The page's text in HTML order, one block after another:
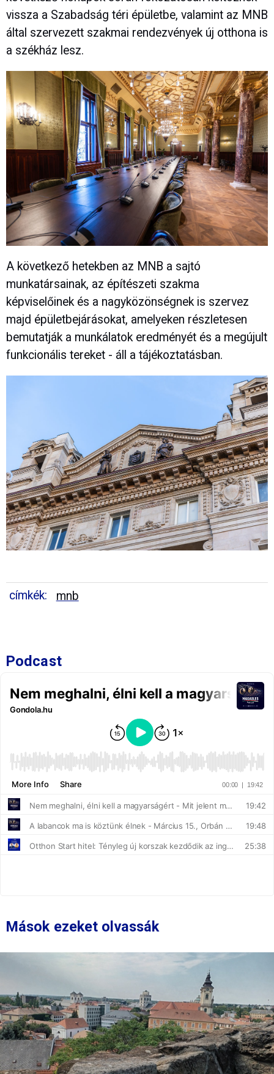
vissza a Szabadság téri épületbe, valamint az MNB
által szervezett szakmai rendezvények új otthona is
a székház lesz.
A következő hetekben az MNB a sajtó
munkatársainak, az építészeti szakma
képviselőinek és a nagyközönségnek is szervez
majd épületbejárásokat, amelyeken részletesen
bemutatják a munkálatok eredményét és a megújult
funkcionális tereket - áll a tájékoztatásban.
címkék: mnb
Podcast
Mások ezeket olvassák